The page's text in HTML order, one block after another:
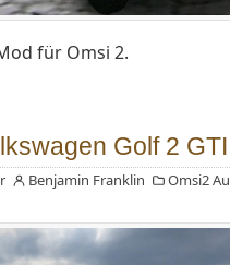
für Omsi 2.
Golf 2 GTI
Benjamin Franklin
Omsi2